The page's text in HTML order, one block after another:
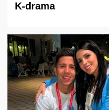
K-drama